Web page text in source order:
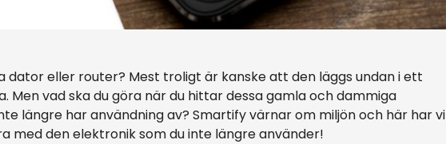
dator eller router? Mest troligt är kanske att den läggs undan i ett
Men vad ska du göra när du hittar dessa gamla och dammiga
längre har användning av? Smartify värnar om miljön och här har vi
med den elektronik som du inte längre använder!